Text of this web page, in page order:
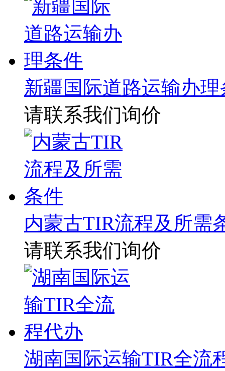
新疆国际道路运输办理
请联系我们询价
内蒙古TIR流程及所需
请联系我们询价
湖南国际运输TIR全流